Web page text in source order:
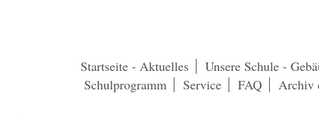
Startseite - Aktuelles
Unsere Schule -
Schulprogramm
Service FAQ Archiv